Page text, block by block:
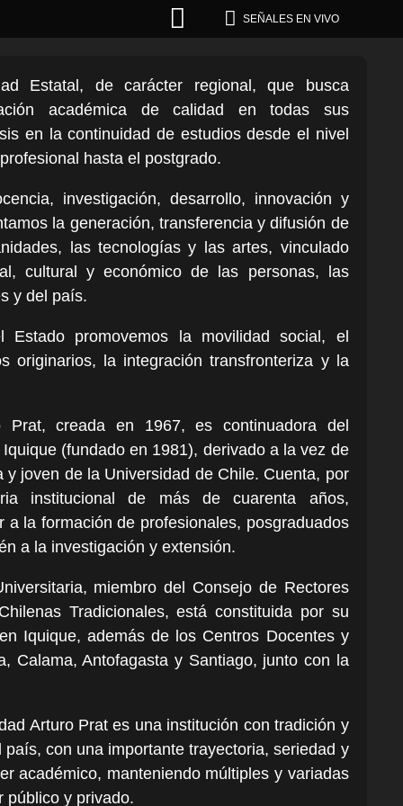
  SEÑALES EN VIVO
Estatal, de carácter regional, que busca
académica de calidad en todas sus
en la continuidad de estudios desde el nivel
hasta el postgrado.
investigación, desarrollo, innovación y
la generación, transferencia y difusión de
las tecnologías y las artes, vinculado
cultural y económico de las personas, las
y del país.
Estado promovemos la movilidad social, el
originarios, la integración transfronteriza y la
Prat, creada en 1967, es continuadora del
(fundado en 1981), derivado a la vez de
y joven de la Universidad de Chile. Cuenta, por
institucional de más de cuarenta años,
a la formación de profesionales, posgraduados
a la investigación y extensión.
miembro del Consejo de Rectores
Tradicionales, está constituida por su
Iquique, además de los Centros Docentes y
Calama, Antofagasta y Santiago, junto con la
Arturo Prat es una institución con tradición y
con una importante trayectoria, seriedad y
académico, manteniendo múltiples y variadas
público y privado.